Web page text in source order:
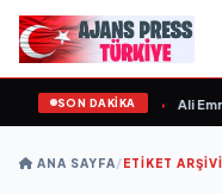
SON DAKİKA
“ yayımlandı Ali
ANA SAYFA/ETIKET ARŞIVI